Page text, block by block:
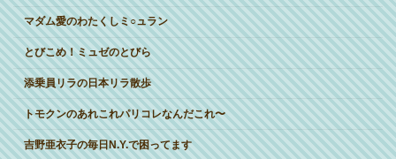
マダム愛のわたくしミ○ュラン
とびこめ！ミュゼのとびら
添乗員リラの日本リラ散歩
トモクンのあれこれパリコレなんだこれ〜
吉野亜衣子の毎日N.Y.で困ってます